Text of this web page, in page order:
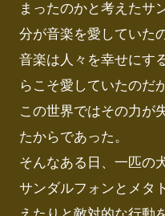
まったのかと考えたサ
分が音楽を愛していた
音楽は人々を幸せにす
らこそ愛していたのだ
この世界ではその力が
たからであった。
そんなある日、一匹の
サンダルフォンとメタ